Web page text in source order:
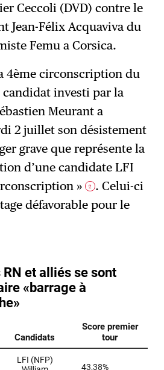
Ceccoli (DVD) contre le
Jean-Félix Acquaviva du
Femu a Corsica.
4ème circonscription du
candidat investi par la
Meurant a
2 juillet son désistement
grave que représente la
d’une candidate LFI
»
2 . Celui-ci
défavorable pour le